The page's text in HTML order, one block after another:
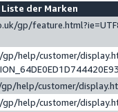
der Marken
gp/
help/customer/
help/customer/
help/customer/